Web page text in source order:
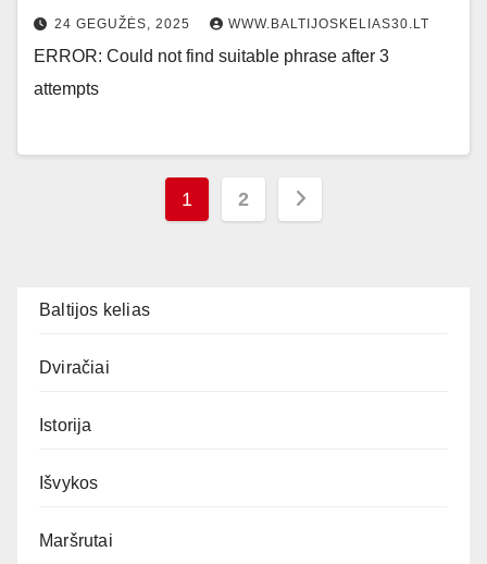
24 GEGUŽĖS, 2025 WWW.BALTIJOSKELIAS30.LT
ERROR: Could not find suitable phrase after 3
attempts
Įrašų
1 2
Baltijos kelias
Dviračiai
Istorija
Išvykos
Maršrutai